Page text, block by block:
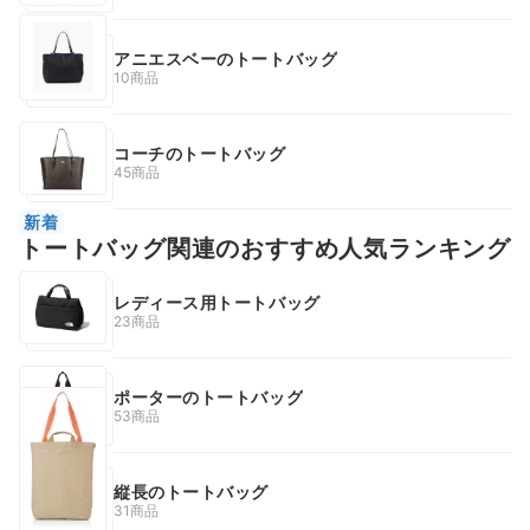
アニエスベーのトートバッグ
10商品
コーチのトートバッグ
45商品
新着
トートバッグ関連のおすすめ人気ランキング
レディース用トートバッグ
23商品
ポーターのトートバッグ
53商品
縦長のトートバッグ
31商品